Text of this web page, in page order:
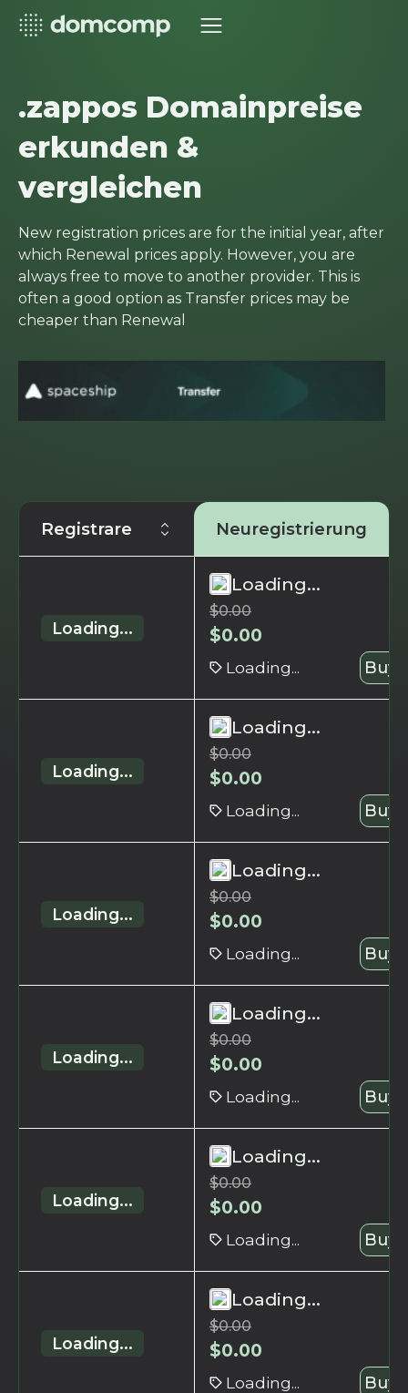
.zappos Domainpreise
erkunden &
vergleichen
New registration prices are for the initial year, after
which Renewal prices apply. However, you are
always free to move to another provider. This is
often a good option as Transfer prices may be
cheaper than Renewal
Registrare Neuregistrierung
Loading...
Loading...
$0.00
$0.00
Loading... Buy
Loading...
Loading...
$0.00
$0.00
Loading... Buy
Loading...
Loading...
$0.00
$0.00
Loading... Buy
Loading...
Loading...
$0.00
$0.00
Loading... Buy
Loading...
Loading...
$0.00
$0.00
Loading... Buy
Loading...
Loading...
$0.00
$0.00
Loading... Buy